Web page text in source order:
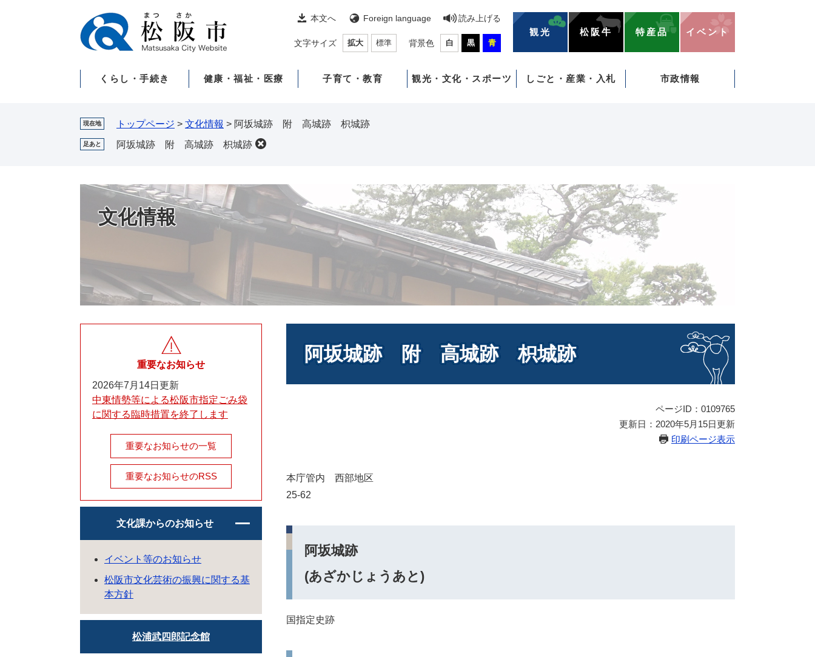
本文へ Foreign language 読み上げる
文字サイズ 拡大 標準 背景色 白 黒 青
観光 松阪牛 特産品 イベント
くらし・手続き 健康・福祉・医療 子育て・教育 観光・文化・スポーツ しごと・産業・入札 市政情報
現在地 トップページ > 文化情報 > 阿坂城跡 附 高城跡 枳城跡
足あと 阿坂城跡 附 高城跡 枳城跡
文化情報
阿坂城跡 附 高城跡 枳城跡
ページID：0109765
更新日：2020年5月15日更新
印刷ページ表示
本庁管内 西部地区
25-62
阿坂城跡
(あざかじょうあと)
国指定史跡
重要なお知らせ
2026年7月14日更新
中東情勢等による松阪市指定ごみ袋
に関する臨時措置を終了します
重要なお知らせの一覧
重要なお知らせのRSS
文化課からのお知らせ
イベント等のお知らせ
松阪市文化芸術の振興に関する基
本方針
松浦武四郎記念館